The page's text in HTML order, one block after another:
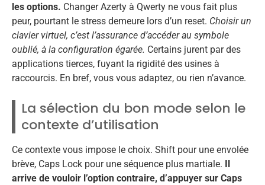
les options. Changer Azerty à Qwerty ne vous fait plus
peur, pourtant le stress demeure lors d’un reset. Choisir un
clavier virtuel, c’est l’assurance d’accéder au symbole
oublié, à la configuration égarée. Certains jurent par des
applications tierces, fuyant la rigidité des usines à
raccourcis. En bref, vous vous adaptez, ou rien n’avance.
La sélection du bon mode selon le
contexte d’utilisation
Ce contexte vous impose le choix. Shift pour une envolée
brève, Caps Lock pour une séquence plus martiale.
arrive de vouloir l’option contraire, d’appuyer sur Caps